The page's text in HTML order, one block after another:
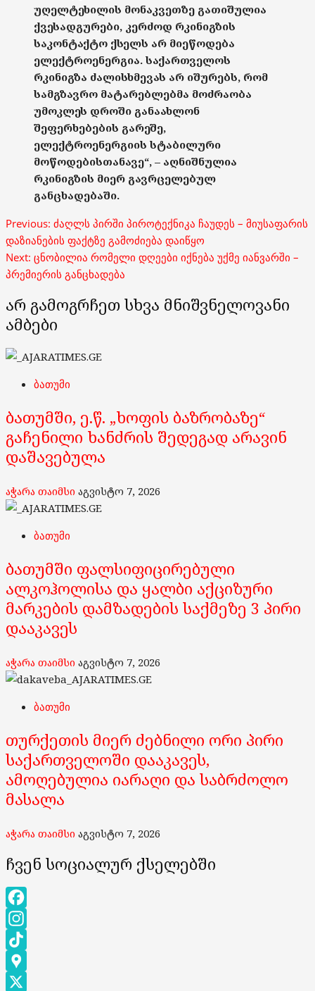
უღელტეხილის მონაკვეთზე გათიშულია
ქვესადგურები, კერძოდ რკინიგზის
საკონტაქტო ქსელს არ მიეწოდება
ელექტროენერგია. საქართველოს
რკინიგზა ძალისხმევას არ იშურებს, რომ
სამგზავრო მატარებლებმა მოძრაობა
უმოკლეს დროში განაახლონ
შეფერხებების გარეშე,
ელექტროენერგიის სტაბილური
მოწოდებისთანავე“, – აღნიშნულია
რკინიგზის მიერ გავრცელებულ
განცხადებაში.
Post
navigation
Previous: ძაღლს პირში პიროტექნიკა ჩაუდეს – მიუსაფარის
დაზიანების ფაქტზე გამოძიება დაიწყო
Next: ცნობილია რომელი დღეები იქნება უქმე იანვარში –
პრემიერის განცხადება
არ გამოგრჩეთ სხვა მნიშვნელოვანი
ამბები
ბათუმი
ბათუმში, ე.წ. „ხოფის ბაზრობაზე“
გაჩენილი ხანძრის შედეგად არავინ
დაშავებულა
აჭარა თაიმსი აგვისტო 7, 2026
ბათუმი
ბათუმში ფალსიფიცირებული
ალკოჰოლისა და ყალბი აქციზური
მარკების დამზადების საქმეზე 3 პირი
დააკავეს
აჭარა თაიმსი აგვისტო 7, 2026
ბათუმი
თურქეთის მიერ ძებნილი ორი პირი
საქართველოში დააკავეს,
ამოღებულია იარაღი და საბრძოლო
მასალა
აჭარა თაიმსი აგვისტო 7, 2026
ჩვენ სოციალურ ქსელებში
Facebook
Instagram
TikTok
Google